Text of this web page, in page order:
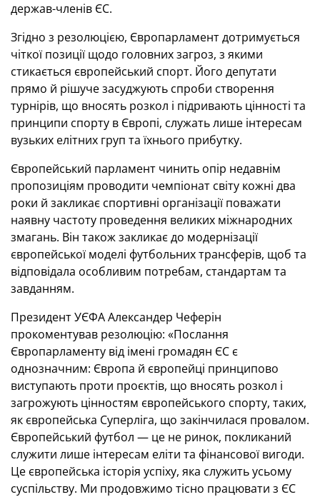
держав-членів ЄС.
Згідно з резолюцією, Європарламент дотримується
чіткої позиції щодо головних загроз, з якими
стикається європейський спорт. Його депутати
прямо й рішуче засуджують спроби створення
турнірів, що вносять розкол і підривають цінності та
принципи спорту в Європі, служать лише інтересам
вузьких елітних груп та їхнього прибутку.
Європейський парламент чинить опір недавнім
пропозиціям проводити чемпіонат світу кожні два
роки й закликає спортивні організації поважати
наявну частоту проведення великих міжнародних
змагань. Він також закликає до модернізації
європейської моделі футбольних трансферів, щоб та
відповідала особливим потребам, стандартам та
завданням.
Президент УЄФА Александер Чеферін
прокоментував резолюцію: «Послання
Європарламенту від імені громадян ЄС є
однозначним: Європа й європейці принципово
виступають проти проєктів, що вносять розкол і
загрожують цінностям європейського спорту, таких,
як європейська Суперліга, що закінчилася провалом.
Європейський футбол — це не ринок, покликаний
служити лише інтересам еліти та фінансової вигоди.
Це європейська історія успіху, яка служить усьому
суспільству. Ми продовжимо тісно працювати з ЄС